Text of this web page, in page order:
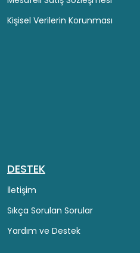
Kişisel Verilerin Korunması
DESTEK
İletişim
Sıkça Sorulan Sorular
Yardım ve Destek